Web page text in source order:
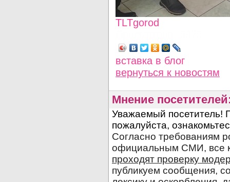
TLTgorod
вставка в блог
вернуться к новостям
Мнение